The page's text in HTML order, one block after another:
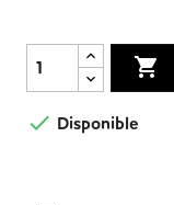

 Disponible